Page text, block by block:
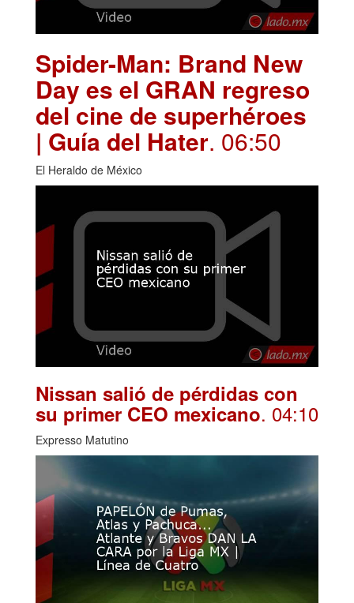
Spider-Man: Brand New
Day es el GRAN regreso
del cine de superhéroes
| Guía del Hater. 06:50
El Heraldo de México
Nissan salió de pérdidas con
su primer CEO mexicano. 04:10
Expresso Matutino